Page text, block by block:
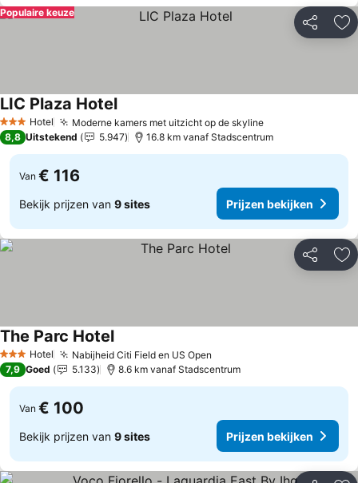
Delen
Populaire keuze
3 SterrenHotel Moderne kamers met uitzicht op de skylinePrijzen bekijken
LIC Plaza HotelPrijzen bekijken
8,8 Uitstekend 5.947 16.8 km vanaf Stadscentrum
Van € 116
Bekijk prijzen van 9 sites Prijzen bekijken
Delen
3 SterrenHotel Nabijheid Citi Field en US Open
The Parc HotelPrijzen bekijken
7,9 Goed 5.133 8.6 km vanaf Stadscentrum
Van € 100
Bekijk prijzen van 9 sites Prijzen bekijken